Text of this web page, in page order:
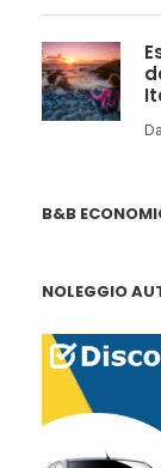
Da
B&B
NOLEGGIO